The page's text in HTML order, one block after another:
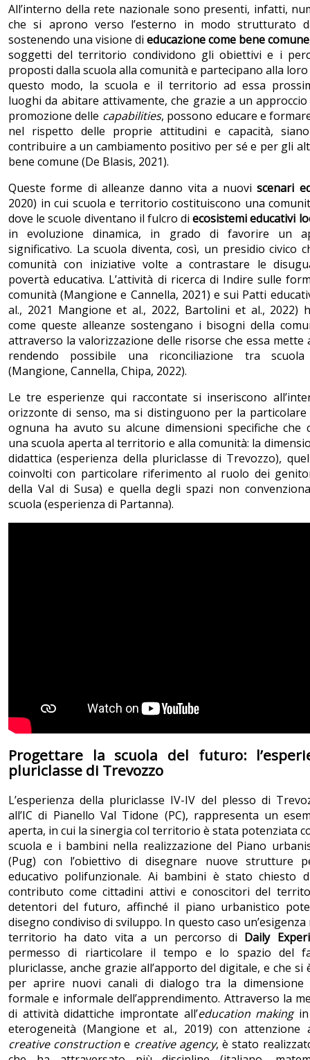
All’interno della rete nazionale sono presenti, infatti,
che si aprono verso l’esterno in modo strutturato
sostenendo una visione di educazione come bene comune
soggetti del territorio condividono gli obiettivi e i
proposti dalla scuola alla comunità e partecipano alla
questo modo, la scuola e il territorio ad essa
luoghi da abitare attivamente, che grazie a un
promozione delle capabilities, possono educare e
nel rispetto delle proprie attitudini e capacità,
contribuire a un cambiamento positivo per sé e per gli
bene comune (De Blasis, 2021).
Queste forme di alleanze danno vita a nuoviscenari
2020) in cui scuola e territorio costituiscono una
dove le scuole diventano il fulcro diecosistemi educativi
in evoluzione dinamica, in grado di favorire un
significativo. La scuola diventa, così, un presidio civico
comunità con iniziative volte a contrastare le
povertà educativa. L’attività di ricerca di Indire sulle
comunità (Mangione e Cannella, 2021) e sui Patti
al., 2021 Mangione et al., 2022, Bartolini et al., 2022)
come queste alleanze sostengano i bisogni della
attraverso la valorizzazione delle risorse che essa mette
rendendo possibile una riconciliazione tra
(Mangione, Cannella, Chipa, 2022).
Le tre esperienze qui raccontate si inseriscono
orizzonte di senso, ma si distinguono per la particolare
ognuna ha avuto su alcune dimensioni specifiche che
una scuola aperta al territorio e alla comunità: la
didattica (esperienza della pluriclasse di Trevozzo),
coinvolti con particolare riferimento al ruolo dei
della Val di Susa) e quella degli spazi non
scuola (esperienza di Partanna).
Progettare la scuola del futuro:
pluriclasse di Trevozzo
L’esperienza della pluriclasse IV-IV del plesso di
all’IC di Pianello Val Tidone (PC), rappresenta un
aperta, in cui la sinergia col territorio è stata potenziata
scuola e i bambini nella realizzazione del Piano
(Pug) con l’obiettivo di disegnare nuove strutture
educativo polifunzionale. Ai bambini è stato chiesto
contributo come cittadini attivi e conoscitori del
detentori del futuro, affinché il piano urbanistico
disegno condiviso di sviluppo. In questo caso
territorio ha dato vita a un percorso di Daily
permesso di riarticolare il tempo e lo spazio del
pluriclasse, anche grazie all’apporto del digitale, e che
per aprire nuovi canali di dialogo tra la dimensione
formale e informale dell’apprendimento. Attraverso la
di attività didattiche improntate all’education making
eterogeneità (Mangione et al., 2019) con attenzione
creative construction e creative agency, è stato